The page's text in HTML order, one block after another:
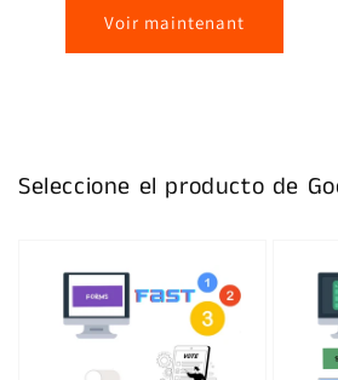
Voir maintenant
Seleccione el producto de